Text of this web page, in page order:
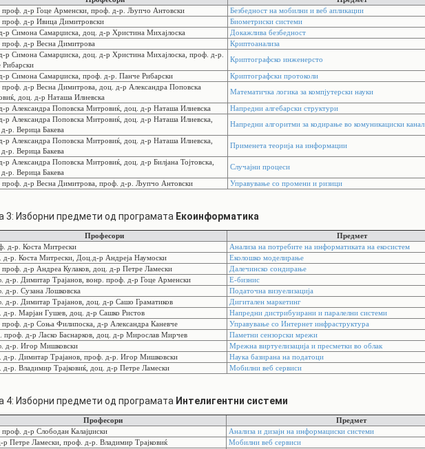
ПАРТНЕРСТВА
ФИНКИ LIVE
ЦЕНТРИ
АЛУМНИ
АКАДЕМСКИ
КАЛЕНДАР
ОДБРАНИ
РЕШЕНИЈА
проф. д-р Гоце Арменски, проф. д-р. Љупчо Антовски Безбедност на мобилни и веб апликации
проф. д-р Ивица Димитровски Биометриски системи
р Симона Самарџиска, доц. д-р Христина Михајлоска Докажлива безбедност
проф. д-р Весна Димитрова Криптоанализа
р Симона Самарџиска, доц. д-р Христина Михајлоска, проф. д-р.
Рибарски
Криптографско инженерсто
р Симона Самарџиска, проф. д-р. Панче Рибарски Криптографски протоколи
проф. д-р Весна Димитрова, доц. д-р Александра Поповска
доц. д-р Наташа Илиевска
Математичка логика за компјутерски науки
р Александра Поповска Митровиќ, доц. д-р Наташа Илиевска Напредни алгебарски структури
р Александра Поповска Митровиќ, доц. д-р Наташа Илиевска,
р. Верица Бакева
Напредни алгоритми за кодирање во комуникациски канал
р Александра Поповска Митровиќ, доц. д-р Наташа Илиевска,
р. Верица Бакева
Применета теорија на информации
р Александра Поповска Митровиќ, доц. д-р Билјана Тојтовска,
р. Верица Бакева
Случајни процеси
проф. д-р Весна Димитрова, проф. д-р. Љупчо Антовски Управување со промени и ризици
3: Изборни предмети од програмата Екоинформатика
Професори Предмет
д-р. Коста Митрески Анализа на потребите на информатиката на екосистем
д-р. Коста Митрески, Доц.д-р Андреја Наумоски Еколошко моделирање
проф. д-р Андреа Кулаков, доц. д-р Петре Ламески Далечинско сондирање
д-р. Димитар Трајанов, вонр. проф. д-р Гоце Арменски Е-бизнис
д-р. Сузана Лошковска Податочна визуелизација
д-р. Димитар Трајанов, доц. д-р Сашо Граматиков Дигитален маркетинг
д-р. Марјан Гушев, доц. д-р Сашко Ристов Напредни дистрибуирани и паралелни системи
проф. д-р Соња Филипоска, д-р Александра Каневче Управување со Интернет инфраструктура
проф. д-р Ласко Баснарков, доц. д-р Мирослав Мирчев Паметни сензорски мрежи
д-р. Игор Мишковски Мрежна виртуелизација и пресметки во облак
д-р. Димитар Трајанов, проф. д-р. Игор Мишковски Наука базирана на податоци
д-р. Владимир Трајковиќ, доц. д-р Петре Ламески Mобилни веб сервиси
4: Изборни предмети од програмата Интелигентни системи
Професори Предмет
проф. д-р Слободан Калајџиски Анализа и дизајн на информациски системи
р Петре Ламески, проф. д-р. Владимир Трајковиќ Мобилни веб сервиси